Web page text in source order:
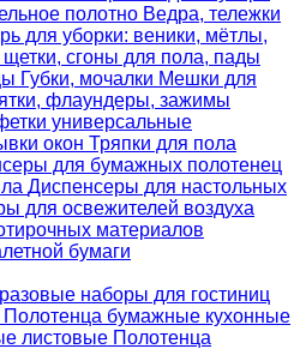
полотно Ведра, тележки
для уборки: веники, мётлы,
сгоны для пола, пады
Губки, мочалки Мешки для
флаундеры, зажимы
универсальные
окон Тряпки для пола
для бумажных полотенец
Диспенсеры для настольных
для освежителей воздуха
материалов
бумаги
наборы для гостиниц
Полотенца бумажные кухонные
листовые Полотенца